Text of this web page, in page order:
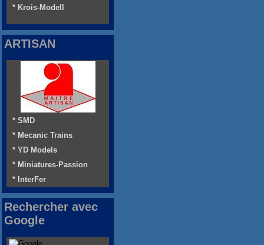
* Krois-Modell
ARTISAN
* SMD
* Mecanic Trains
* YD Models
* Miniatures-Passion
* InterFer
Rechercher avec
Google